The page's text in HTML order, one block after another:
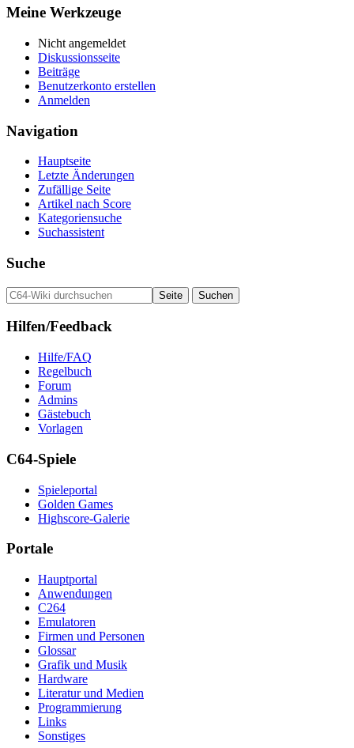
Meine Werkzeuge
Nicht angemeldet
Diskussionsseite
Beiträge
Benutzerkonto erstellen
Anmelden
Navigation
Hauptseite
Letzte Änderungen
Zufällige Seite
Artikel nach Score
Kategoriensuche
Suchassistent
Suche
Hilfen/Feedback
Hilfe/FAQ
Regelbuch
Forum
Admins
Gästebuch
Vorlagen
C64-Spiele
Spieleportal
Golden Games
Highscore-Galerie
Portale
Hauptportal
Anwendungen
C264
Emulatoren
Firmen und Personen
Glossar
Grafik und Musik
Hardware
Literatur und Medien
Programmierung
Links
Sonstiges